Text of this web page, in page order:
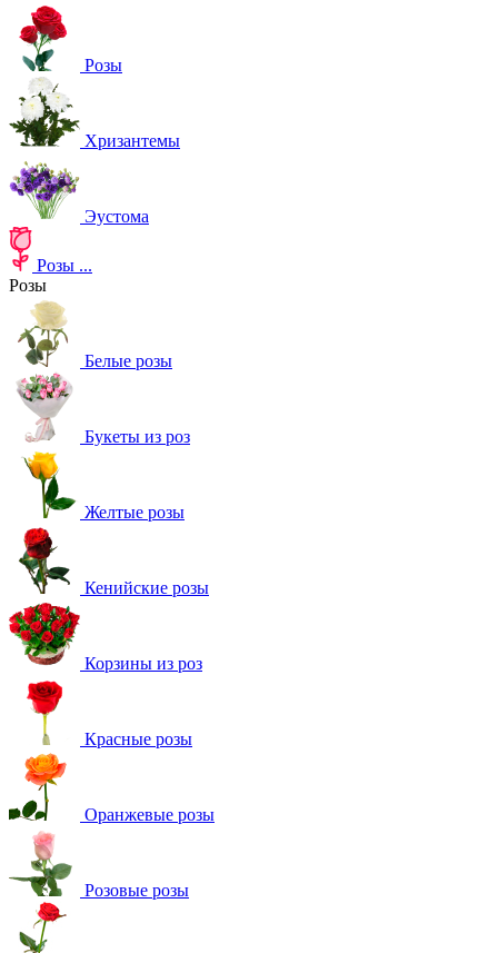
Розы
Хризантемы
Эустома
Розы ...
Розы
Белые розы
Букеты из роз
Желтые розы
Кенийские розы
Корзины из роз
Красные розы
Оранжевые розы
Розовые розы